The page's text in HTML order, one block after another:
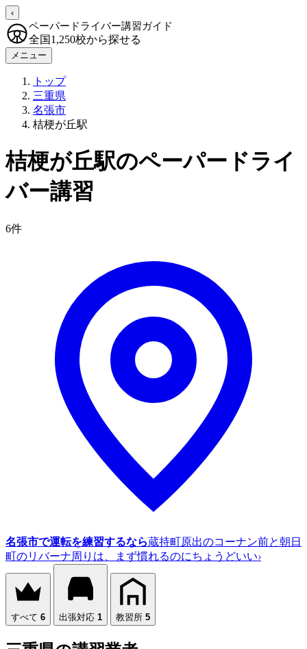
‹
ペーパードライバー講習ガイド
全国1,250校から探せる
メニュー
トップ
三重県
名張市
桔梗が丘駅
桔梗が丘駅のペーパードライ
バー講習
6件
名張市で運転を練習するなら蔵持町原出のコーナン前と朝日
町のリバーナ周りは、まず慣れるのにちょうどいい›
すべて 6 出張対応 1 教習所 5